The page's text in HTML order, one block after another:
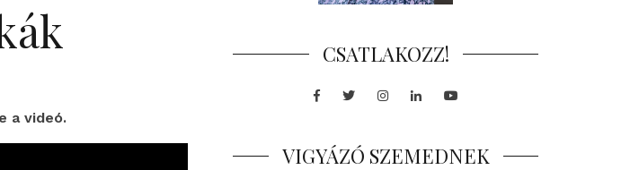
a videó.
CSATLAKOZZ!
Facebook
TwitterInstagram
LinkedInYoutube
VIGYÁZÓ SZEMEDNEK